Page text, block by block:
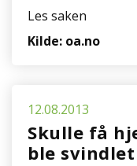
Les saken
Kilde: oa.no
12.08.2013
Skulle få
ble